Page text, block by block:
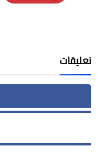
Pinterest
تعليقات